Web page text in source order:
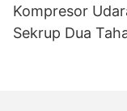
Kompresor
Sekrup Dua